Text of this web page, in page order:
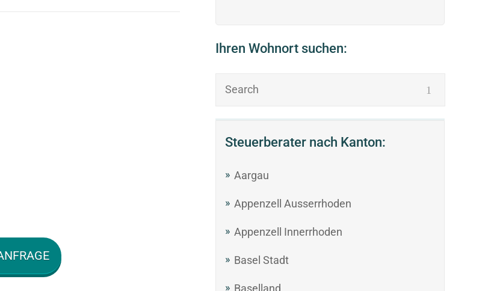
Ihren Wohnort suchen:
Steuerberater nach Kanton:
Aargau
Appenzell Ausserrhoden
Appenzell Innerrhoden
Basel Stadt
Baselland